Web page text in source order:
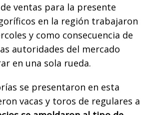
de ventas para la presente
en la región trabajaron
y como consecuencia de
autoridades del mercado
en una sola rueda.
se presentaron en esta
vacas y toros de regulares a